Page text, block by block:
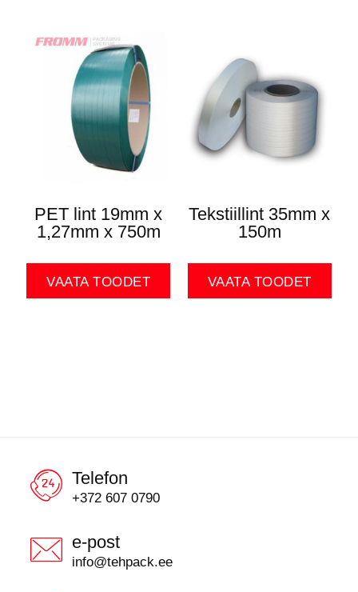
PET lint 19mm x
1,27mm x 750m
VAATA TOODET
Tekstiillint 35mm x
150m
VAATA TOODET
Telefon
+372 607 0790
e-post
info@tehpack.ee